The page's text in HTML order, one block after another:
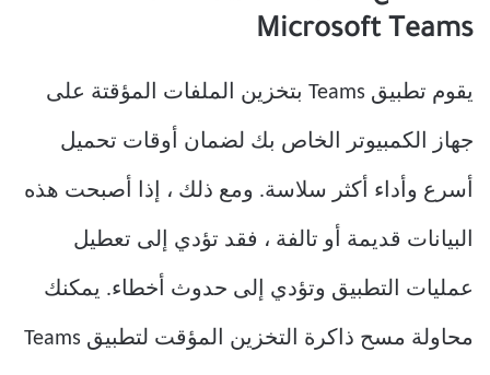
Microsoft Teams
يقوم تطبيق Teams بتخزين الملفات المؤقتة على
جهاز الكمبيوتر الخاص بك لضمان أوقات تحميل
أسرع وأداء أكثر سلاسة. ومع ذلك ، إذا أصبحت هذه
البيانات قديمة أو تالفة ، فقد تؤدي إلى تعطيل
عمليات التطبيق وتؤدي إلى حدوث أخطاء. يمكنك
محاولة مسح ذاكرة التخزين المؤقت لتطبيق Teams